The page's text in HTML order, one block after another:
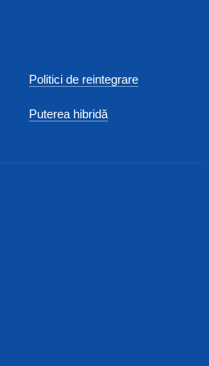
Politici de reintegrare
Puterea hibridă